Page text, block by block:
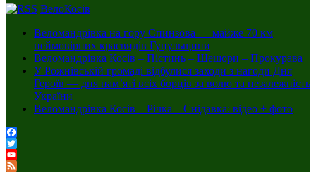
ВелоКосів
Веломандрівка на гору Спинзова — майже 70 км
неймовірних краєвидів Гуцульщини
Веломандрівка Косів – Пістинь – Шешори – Прокурава
У Рожнівській громаді відбулися заходи з нагоди Дня
Героїв — дня пам’яті всіх борців за волю та незалежність
України
Веломандрівка Косів – Річка – Снідавка: відео + фото
Facebook
Twitter
YouTube